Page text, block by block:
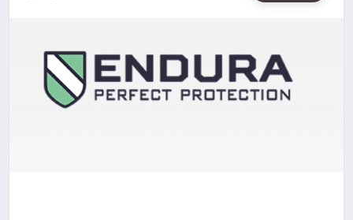
SAĞLIK
SIYASET